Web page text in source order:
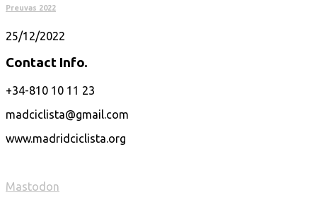
Preuvas 2022
25/12/2022
Contact Info.
+34-810 10 11 23
madciclista@gmail.com
www.madridciclista.org
Mastodon